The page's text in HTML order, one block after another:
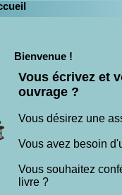
Bienvenue !
Vous écrivez et
ouvrage ?
Vous désirez une
Vous avez besoin
Vous souhaitez
livre ?